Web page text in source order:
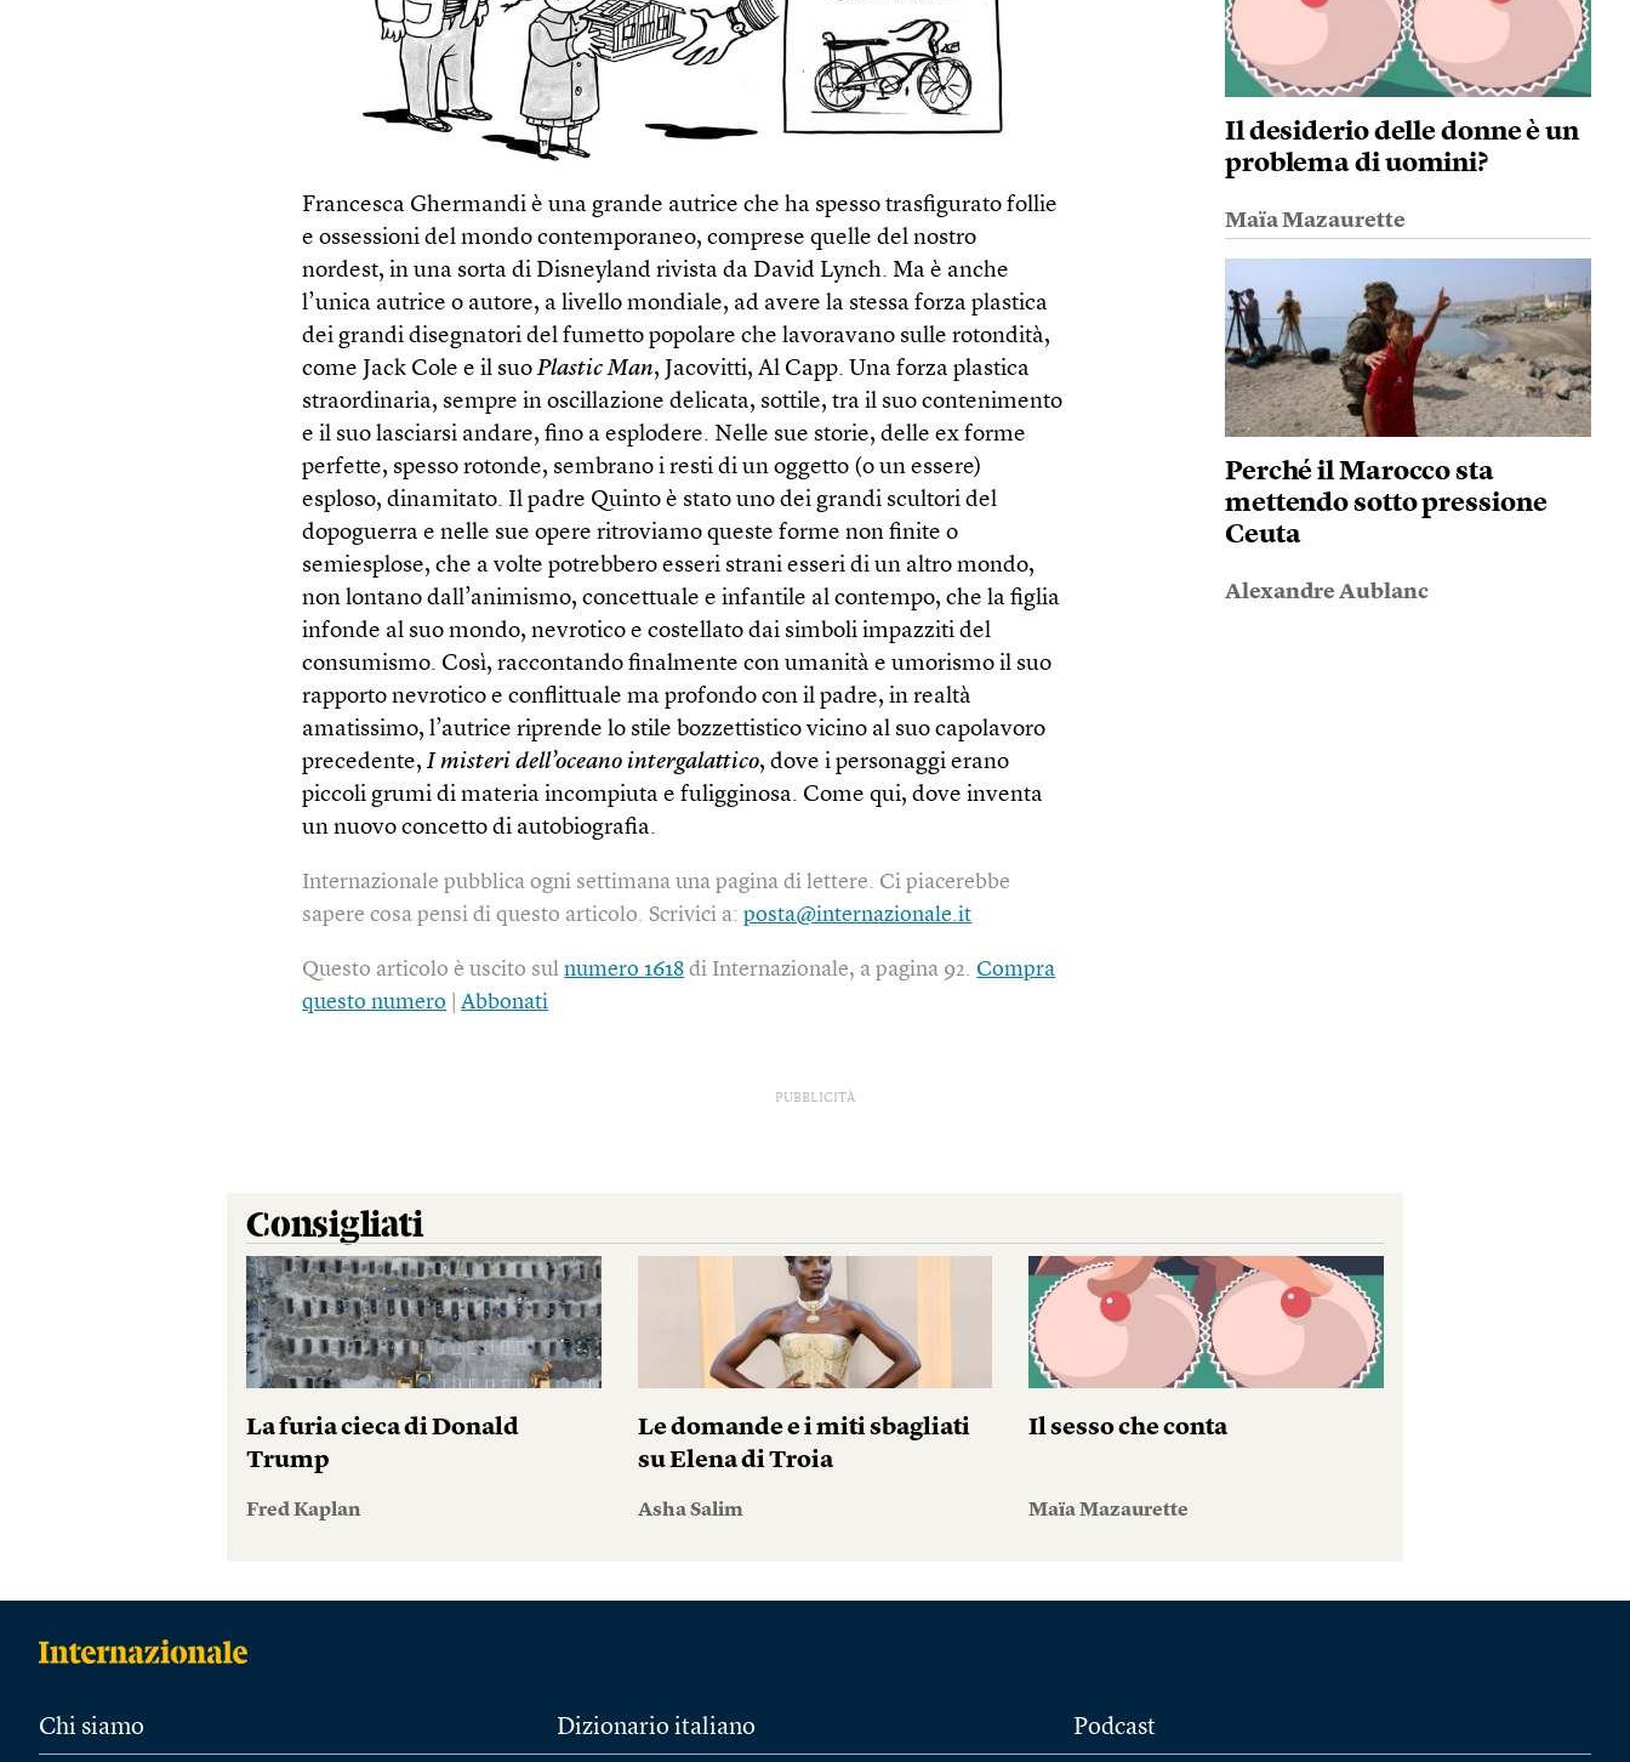
Francesca Ghermandi è una grande autrice che ha spesso trasfigurato follie
e ossessioni del mondo contemporaneo, comprese quelle del nostro
nordest, in una sorta di Disney­land rivista da David Lynch. Ma è anche
l’unica autrice o autore, a livello mondiale, ad avere la stessa forza plastica
dei grandi disegnatori del fumetto popolare che lavoravano sulle rotondità,
come Jack Cole e il suoPlastic Man, Jacovitti, Al Capp. Una forza plastica
straordinaria, sempre in oscillazione delicata, sottile, tra il suo contenimento
e il suo lasciarsi andare, fino a esplodere. Nelle sue storie, delle ex forme
perfette, spesso rotonde, sembrano i resti di un oggetto (o un essere)
esploso, dinamitato. Il padre Quinto è stato uno dei grandi scultori del
dopoguerra e nelle sue opere ritroviamo queste forme non finite o
semiesplose, che a volte potrebbero esseri strani esseri di un altro mondo,
non lontano dall’animismo, concettuale e infantile al contempo, che la figlia
infonde al suo mondo, nevrotico e costellato dai simboli impazziti del
consumismo. Così, raccontando finalmente con umanità e umorismo il suo
rapporto nevrotico e conflittuale ma profondo con il padre, in realtà
amatissimo, l’autrice riprende lo stile bozzettistico vicino al suo capolavoro
precedente,I misteri dell’oceano intergalattico, dove i personaggi erano
piccoli grumi di materia incompiuta e fuligginosa. Come qui, dove inventa
un nuovo concetto di autobiografia.
Internazionale pubblica ogni settimana una pagina di lettere. Ci piacerebbe
sapere cosa pensi di questo articolo. Scrivici a:posta@internazionale.it
Questo articolo è uscito sulnumero 1618 di Internazionale, a pagina 92.Compra
questo numero |Abbonati
Il desiderio delle donne è un
problema di uomini?
Maïa Mazaurette
Perché il Marocco sta
mettendo sotto pressione
Ceuta
Alexandre Aublanc
PUBBLICITÀ
Consigliati
La furia cieca di Donald
Trump
Fred Kaplan
Le domande e i miti sbagliati
su Elena di Troia
Asha Salim
Il sesso che conta
Maïa Mazaurette
Chi siamo Dizionario italiano Podcast